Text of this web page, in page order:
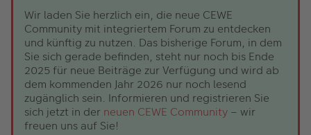
Wir laden Sie herzlich ein, die neue CEWE
Community mit integriertem Forum zu entdecken
und künftig zu nutzen. Das bisherige Forum, in dem
Sie sich gerade befinden, steht nur noch bis Ende
2025 für neue Beiträge zur Verfügung und wird ab
dem kommenden Jahr 2026 nur noch lesend
zugänglich sein. Informieren und registrieren Sie
sich jetzt in der neuen CEWE Community – wir
freuen uns auf Sie!